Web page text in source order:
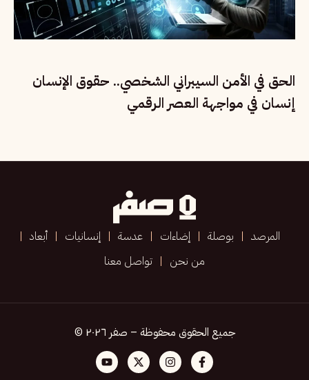
الحق في الأمن السيبراني الشخصي.. حقوق الإنسان
إنسان في مواجهة العصر الرقمي
المرصد بوصلة إضاءات عدسة إنسانيات
أبعاد
من نحن
تواصل معنا
جميع الحقوق محفوظة – صفر ٢٠٢٦ ©